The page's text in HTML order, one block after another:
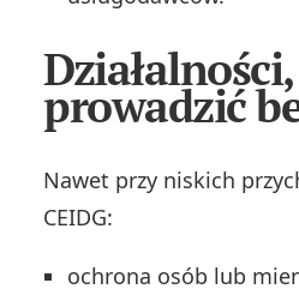
prowadzić
Nawet przy niskich
CEIDG:
ochrona osób lub